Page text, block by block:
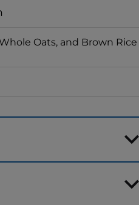
Oats, and Brown Rice